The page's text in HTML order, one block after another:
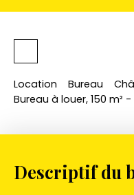
Location Bureau
Bureau à louer, 150 m²
Descriptif du